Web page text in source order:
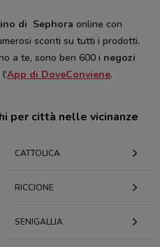
di Sephora online con
sconti su tutti i prodotti.
a te, sono ben 600 i negozi
l'App di DoveConviene.
per città nelle vicinanze
CATTOLICA
RICCIONE
SENIGALLIA